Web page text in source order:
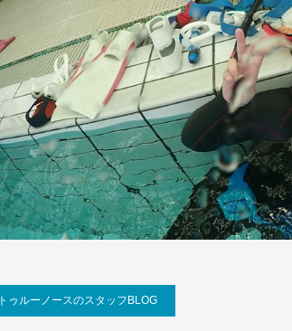
トゥルーノースのスタッフBLOG